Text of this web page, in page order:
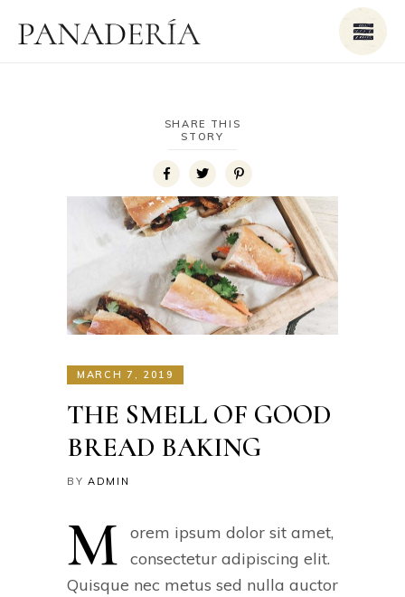
SHARE THIS
STORY
MARCH 7, 2019
THE SMELL OF GOOD
BREAD BAKING
BY ADMIN
M
orem ipsum dolor sit amet,
consectetur adipiscing elit.
Quisque nec metus sed nulla auctor